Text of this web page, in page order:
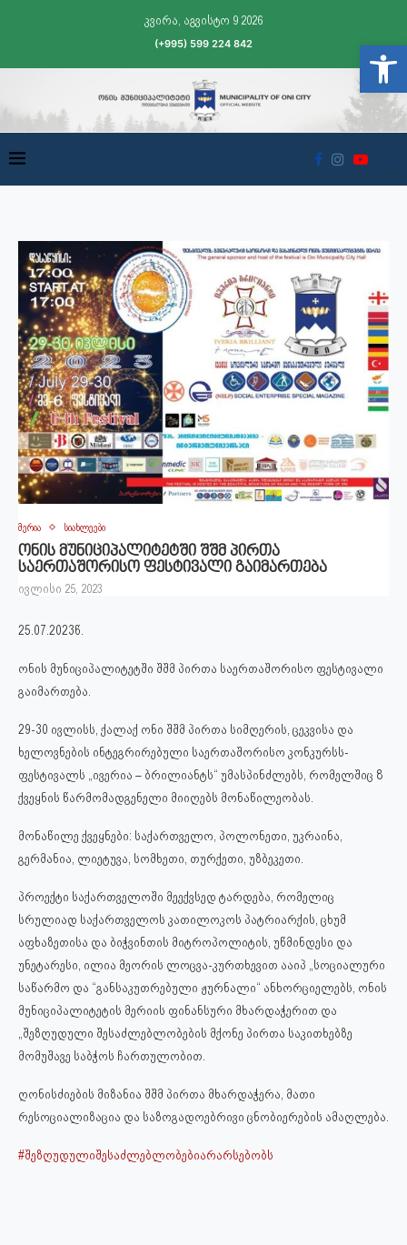
კვირა, აგვისტო 9 2026
(+995) 599 224 842
მერია სიახლეები
ონის მუნიციპალიტეტში შშმ პირთა
საერთაშორისო ფესტივალი გაიმართება
ივლისი 25, 2023
25.07.2023წ.
ონის მუნიციპალიტეტში შშმ პირთა საერთაშორისო ფესტივალი
გაიმართება.
29-30 ივლისს, ქალაქ ონი შშმ პირთა სიმღერის, ცეკვისა და
ხელოვნების ინტეგრირებული საერთაშორისო კონკურსს-
ფესტივალს „ივერია – ბრილიანტს“ უმასპინძლებს, რომელშიც 8
ქვეყნის წარმომადგენელი მიიღებს მონაწილეობას.
მონაწილე ქვეყნები: საქართველო, პოლონეთი, უკრაინა,
გერმანია, ლიეტუვა, სომხეთი, თურქეთი, უზბეკეთი.
პროექტი საქართველოში მეექვსედ ტარდება, რომელიც
სრულიად საქართველოს კათილოკოს პატრიარქის, ცხუმ
აფხაზეთისა და ბიჭვინთის მიტროპოლიტის, უწმინდესი და
უნეტარესი, ილია მეორის ლოცვა-კურთხევით ააიპ „სოციალური
საწარმო და “განსაკუთრებული ჟურნალი“ ანხორციელებს, ონის
მუნიციპალიტეტის მერიის ფინანსური მხარდაჭერით და
„შეზღუდული შესაძლებლობების მქონე პირთა საკითხებზე
მომუშავე საბჭოს ჩართულობით.
ღონისძიების მიზანია შშმ პირთა მხარდაჭერა, მათი
რესოციალიზაცია და საზოგადოებრივი ცნობიერების ამაღლება.
#შეზღუდულიშესაძლებლობებიარარსებობს